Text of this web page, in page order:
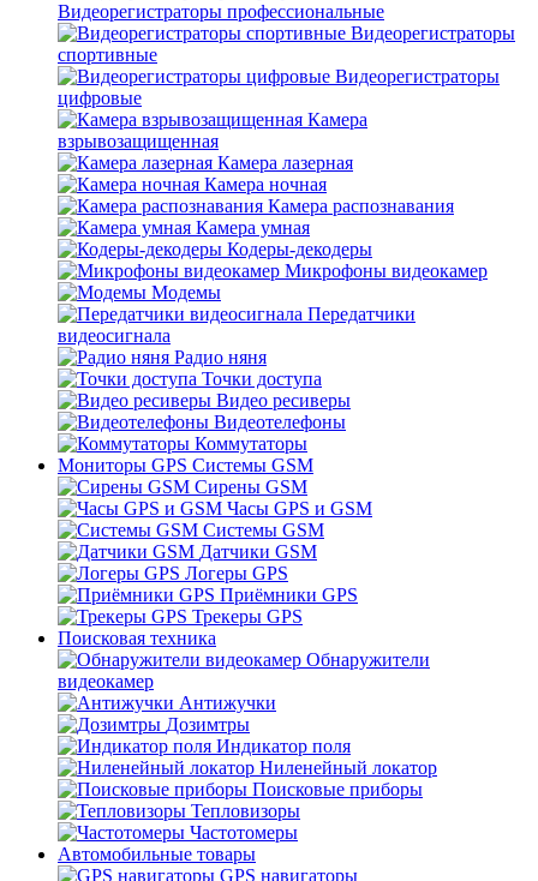
Видеорегистраторы профессиональные
Видеорегистраторы
спортивные
Видеорегистраторы
цифровые
Камера
взрывозащищенная
Камера лазерная
Камера ночная
Камера распознавания
Камера умная
Кодеры-декодеры
Микрофоны видеокамер
Модемы
Передатчики
видеосигнала
Радио няня
Точки доступа
Видео ресиверы
Видеотелефоны
Коммутаторы
Мониторы GPS Системы GSM
Сирены GSM
Часы GPS и GSM
Системы GSM
Датчики GSM
Логеры GPS
Приёмники GPS
Трекеры GPS
Поисковая техника
Обнаружители
видеокамер
Антижучки
Дозимтры
Индикатор поля
Ниленейный локатор
Поисковые приборы
Тепловизоры
Частотомеры
Автомобильные товары
GPS навигаторы